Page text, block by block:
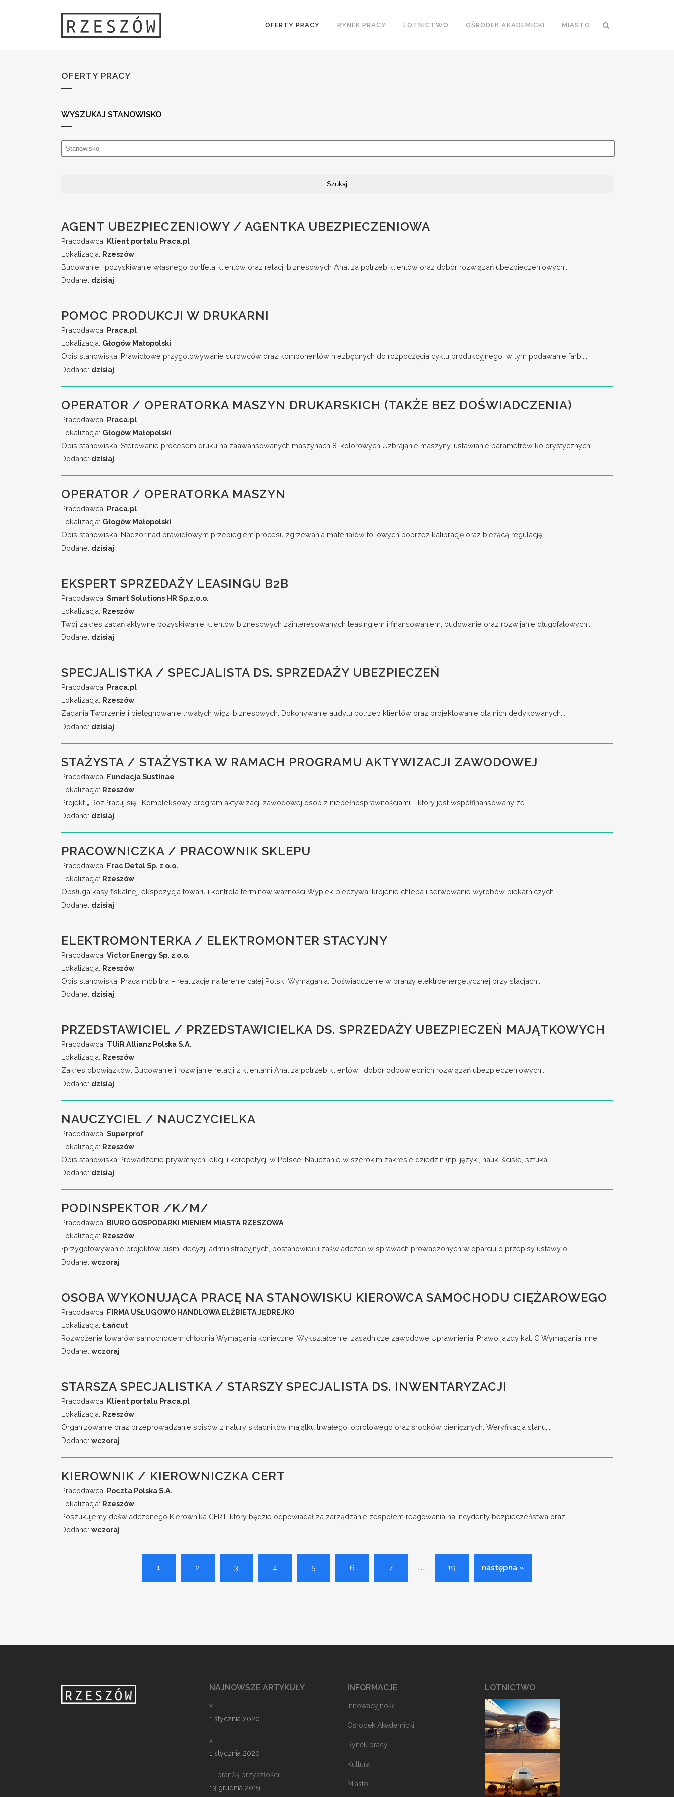
OFERTY PRACY RYNEK PRACY LOTNICTWO OŚRODEK AKADEMICKI MIASTO
OFERTY PRACY
WYSZUKAJ STANOWISKO
AGENT UBEZPIECZENIOWY / AGENTKA UBEZPIECZENIOWA
Pracodawca: Klient portalu Praca.pl
Lokalizacja: Rzeszów
Budowanie i pozyskiwanie własnego portfela klientów oraz relacji biznesowych Analiza potrzeb klientów oraz dobór rozwiązań ubezpieczeniowych...
Dodane: dzisiaj
POMOC PRODUKCJI W DRUKARNI
Pracodawca: Praca.pl
Lokalizacja: Głogów Małopolski
Opis stanowiska: Prawidłowe przygotowywanie surowców oraz komponentów niezbędnych do rozpoczęcia cyklu produkcyjnego, w tym podawanie farb,...
Dodane: dzisiaj
OPERATOR / OPERATORKA MASZYN DRUKARSKICH (TAKŻE BEZ DOŚWIADCZENIA)
Pracodawca: Praca.pl
Lokalizacja: Głogów Małopolski
Opis stanowiska: Sterowanie procesem druku na zaawansowanych maszynach 8-kolorowych Uzbrajanie maszyny, ustawianie parametrów kolorystycznych i...
Dodane: dzisiaj
OPERATOR / OPERATORKA MASZYN
Pracodawca: Praca.pl
Lokalizacja: Głogów Małopolski
Opis stanowiska: Nadzór nad prawidłowym przebiegiem procesu zgrzewania materiałów foliowych poprzez kalibrację oraz bieżącą regulację...
Dodane: dzisiaj
EKSPERT SPRZEDAŻY LEASINGU B2B
Pracodawca: Smart Solutions HR Sp.z.o.o.
Lokalizacja: Rzeszów
Twój zakres zadań aktywne pozyskiwanie klientów biznesowych zainteresowanych leasingiem i finansowaniem, budowanie oraz rozwijanie długofalowych...
Dodane: dzisiaj
SPECJALISTKA / SPECJALISTA DS. SPRZEDAŻY UBEZPIECZEŃ
Pracodawca: Praca.pl
Lokalizacja: Rzeszów
Zadania Tworzenie i pielęgnowanie trwałych więzi biznesowych. Dokonywanie audytu potrzeb klientów oraz projektowanie dla nich dedykowanych...
Dodane: dzisiaj
STAŻYSTA / STAŻYSTKA W RAMACH PROGRAMU AKTYWIZACJI ZAWODOWEJ
Pracodawca: Fundacja Sustinae
Lokalizacja: Rzeszów
Projekt „ RozPracuj się ! Kompleksowy program aktywizacji zawodowej osób z niepełnosprawnościami ”, który jest współfinansowany ze...
Dodane: dzisiaj
PRACOWNICZKA / PRACOWNIK SKLEPU
Pracodawca: Frac Detal Sp. z o.o.
Lokalizacja: Rzeszów
Obsługa kasy fiskalnej, ekspozycja towaru i kontrola terminów ważności Wypiek pieczywa, krojenie chleba i serwowanie wyrobów piekarniczych...
Dodane: dzisiaj
ELEKTROMONTERKA / ELEKTROMONTER STACYJNY
Pracodawca: Victor Energy Sp. z o.o.
Lokalizacja: Rzeszów
Opis stanowiska: Praca mobilna – realizacje na terenie całej Polski Wymagania: Doświadczenie w branży elektroenergetycznej przy stacjach...
Dodane: dzisiaj
PRZEDSTAWICIEL / PRZEDSTAWICIELKA DS. SPRZEDAŻY UBEZPIECZEŃ MAJĄTKOWYCH
Pracodawca: TUiR Allianz Polska S.A.
Lokalizacja: Rzeszów
Zakres obowiązków: Budowanie i rozwijanie relacji z klientami Analiza potrzeb klientów i dobór odpowiednich rozwiązań ubezpieczeniowych...
Dodane: dzisiaj
NAUCZYCIEL / NAUCZYCIELKA
Pracodawca: Superprof
Lokalizacja: Rzeszów
Opis stanowiska Prowadzenie prywatnych lekcji i korepetycji w Polsce. Nauczanie w szerokim zakresie dziedzin (np. języki, nauki ścisłe, sztuka,...
Dodane: dzisiaj
PODINSPEKTOR /K/M/
Pracodawca: BIURO GOSPODARKI MIENIEM MIASTA RZESZOWA
Lokalizacja: Rzeszów
•przygotowywanie projektów pism, decyzji administracyjnych, postanowień i zaświadczeń w sprawach prowadzonych w oparciu o przepisy ustawy o...
Dodane: wczoraj
OSOBA WYKONUJĄCA PRACĘ NA STANOWISKU KIEROWCA SAMOCHODU CIĘŻAROWEGO
Pracodawca: FIRMA USŁUGOWO HANDLOWA ELŻBIETA JĘDREJKO
Lokalizacja: Łańcut
Rozwożenie towarów samochodem chłodnia Wymagania konieczne: Wykształcenie: zasadnicze zawodowe Uprawnienia: Prawo jazdy kat. C Wymagania inne:
Dodane: wczoraj
STARSZA SPECJALISTKA / STARSZY SPECJALISTA DS. INWENTARYZACJI
Pracodawca: Klient portalu Praca.pl
Lokalizacja: Rzeszów
Organizowanie oraz przeprowadzanie spisów z natury składników majątku trwałego, obrotowego oraz środków pieniężnych. Weryfikacja stanu,...
Dodane: wczoraj
KIEROWNIK / KIEROWNICZKA CERT
Pracodawca: Poczta Polska S.A.
Lokalizacja: Rzeszów
Poszukujemy doświadczonego Kierownika CERT, który będzie odpowiadał za zarządzanie zespołem reagowania na incydenty bezpieczeństwa oraz...
Dodane: wczoraj
1 2 3 4 5 6 7 ... 19 następna »
NAJNOWSZE ARTYKUŁY
x
1 stycznia 2020
x
1 stycznia 2020
IT branżą przyszłości
13 grudnia 2019
INFORMACJE
Innowacyjność
Ośrodek Akademicki
Rynek pracy
Kultura
Miasto
LOTNICTWO